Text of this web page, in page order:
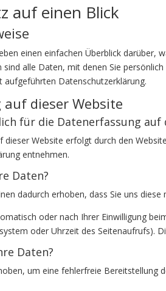
auf einen Blick
einen einfachen Überblick darüber,
sind alle Daten, mit denen Sie
aufgeführten Datenschutzerklärung.
dieser Website
für die Datenerfassung auf
Website erfolgt durch den
entnehmen.
Daten?
dadurch erhoben, dass Sie uns
oder nach Ihrer Einwilligung
oder Uhrzeit des Seitenaufrufs).
Daten?
um eine fehlerfreie Bereitstellung